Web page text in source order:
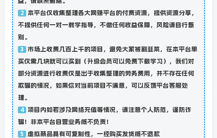
2 本平台仅收集整理各大网赚平台的付费资源，提供资源分享，
不提供任何一对一教学指导，不做任何收益保障，风险请自行甄
别。
3 市场上收费几百上千的项目，避免大家被割韭菜，在本平台单
买仅需几块就可以买到（升级会员可以免费下载学习），我们对
部分资源进行收费仅是出于收集整理的劳务费用，并不存在任何
欺骗的情况，如果你对当前项目不满意，可以反馈平台客服处
理。
4 项目内如若涉及网络充值等情况，请注意个人防范，谨防诈
骗！非本平台自营业务概不负责！
5 虚拟商品具有可复制性，一经购买发货概不退款